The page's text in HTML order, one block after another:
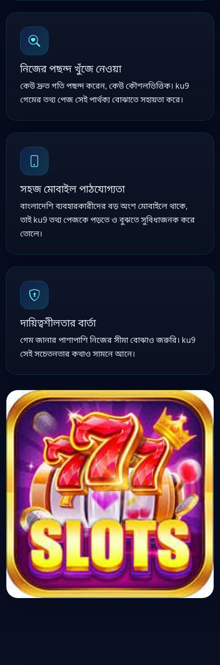
নিজের পছন্দ খুঁজে নেওয়া
কেউ দ্রুত গতি পছন্দ করেন, কেউ কৌশলভিত্তিক। ku9
গেমের তথ্য পেজ সেই পার্থক্য বোঝাতে সহায়তা করে।
সহজ মোবাইল পাঠযোগ্যতা
বাংলাদেশি ব্যবহারকারীদের বড় অংশ মোবাইলে থাকে,
তাই ku9 তথ্য পেজকে পড়তে ও বুঝতে সুবিধাজনক করে
তোলে।
দায়িত্বশীলতার বার্তা
গেম জানার পাশাপাশি নিজের সীমা বোঝাও জরুরি। ku9
সেই সচেতনতার কথাও সামনে আনে।